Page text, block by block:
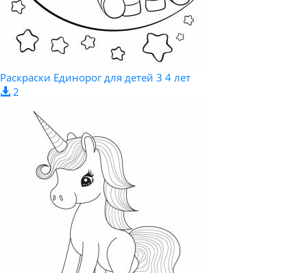
Раскраски Единорог для детей 3 4 лет
2